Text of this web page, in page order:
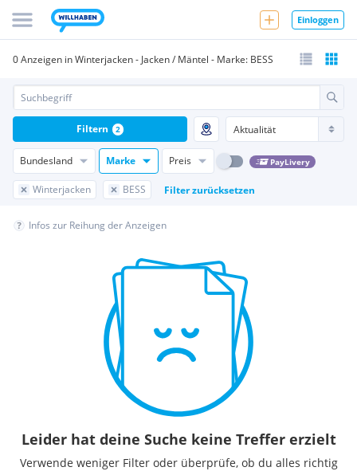
Einloggen
0 Anzeigen in Winterjacken - Jacken / Mäntel - Marke: BESS
Bundesland Marke Preis PayLivery
Winterjacken BESS Filter zurücksetzen
Filtern 2
Infos zur Reihung der Anzeigen
Leider hat deine Suche keine Treffer erzielt
Verwende weniger Filter oder überprüfe, ob du alles richtig